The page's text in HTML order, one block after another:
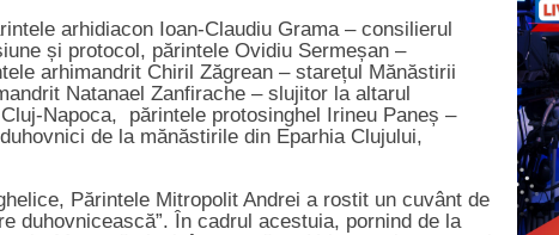
arhidiacon Ioan-Claudiu Grama – consilierul
și protocol, părintele Ovidiu Sermeșan –
arhimandrit Chiril Zăgrean – starețul Mănăstirii
Natanael Zanfirache – slujitor la altarul
Napoca, părintele protosinghel Irineu Paneș –
de la mănăstirile din Eparhia Clujului,
Părintele Mitropolit Andrei a rostit un cuvânt de
duhovnicească”. În cadrul acestuia, pornind de la